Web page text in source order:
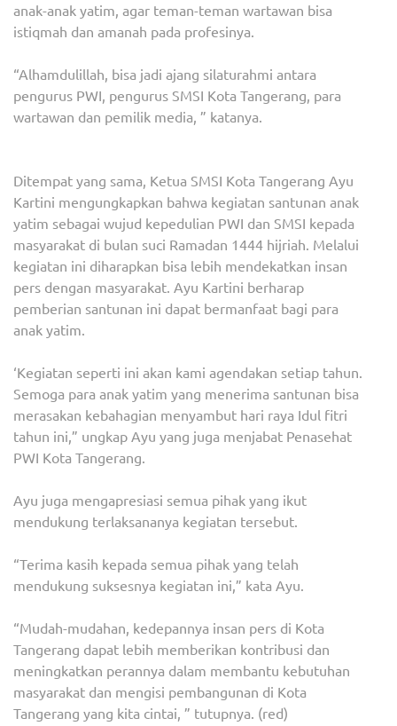
anak-anak yatim, agar teman-teman wartawan bisa
istiqmah dan amanah pada profesinya.
“Alhamdulillah, bisa jadi ajang silaturahmi antara
pengurus PWI, pengurus SMSI Kota Tangerang, para
wartawan dan pemilik media, ” katanya.
Ditempat yang sama, Ketua SMSI Kota Tangerang Ayu
Kartini mengungkapkan bahwa kegiatan santunan anak
yatim sebagai wujud kepedulian PWI dan SMSI kepada
masyarakat di bulan suci Ramadan 1444 hijriah. Melalui
kegiatan ini diharapkan bisa lebih mendekatkan insan
pers dengan masyarakat. Ayu Kartini berharap
pemberian santunan ini dapat bermanfaat bagi para
anak yatim.
‘Kegiatan seperti ini akan kami agendakan setiap tahun.
Semoga para anak yatim yang menerima santunan bisa
merasakan kebahagian menyambut hari raya Idul fitri
tahun ini,” ungkap Ayu yang juga menjabat Penasehat
PWI Kota Tangerang.
Ayu juga mengapresiasi semua pihak yang ikut
mendukung terlaksananya kegiatan tersebut.
“Terima kasih kepada semua pihak yang telah
mendukung suksesnya kegiatan ini,” kata Ayu.
“Mudah-mudahan, kedepannya insan pers di Kota
Tangerang dapat lebih memberikan kontribusi dan
meningkatkan perannya dalam membantu kebutuhan
masyarakat dan mengisi pembangunan di Kota
Tangerang yang kita cintai, ” tutupnya. (red)